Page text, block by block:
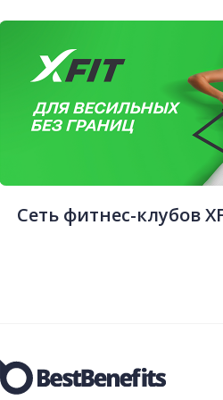
Сеть фитнес-клубов